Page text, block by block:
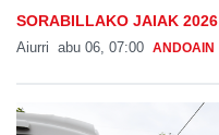
SORABILLAKO JAIAK 2026
Aiurri abu 06, 07:00 ANDOAIN